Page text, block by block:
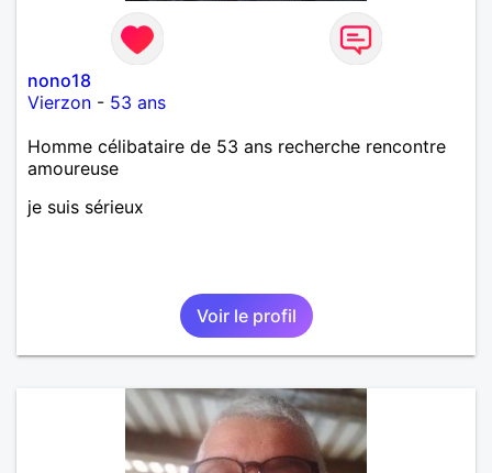
nono18
Vierzon - 53 ans
Homme célibataire de 53 ans recherche rencontre
amoureuse
je suis sérieux
Voir le profil